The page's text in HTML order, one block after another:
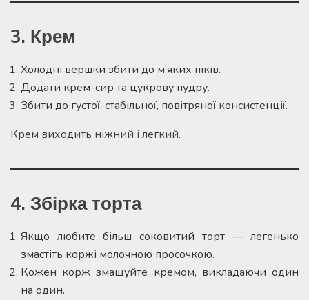
3. Крем
Холодні вершки збити до м’яких піків.
Додати крем-сир та цукрову пудру.
Збити до густої, стабільної, повітряної консистенції.
Крем виходить ніжний і легкий.
4. Збірка торта
Якщо любите більш соковитий торт — легенько
змастіть коржі молочною просочкою.
Кожен корж змащуйте кремом, викладаючи один
на один.